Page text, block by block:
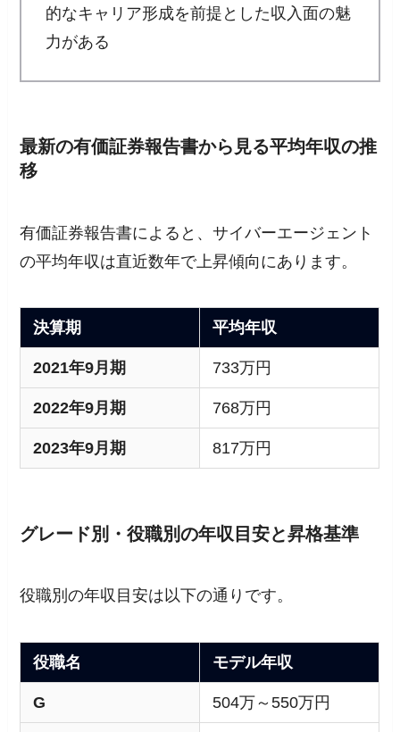
的なキャリア形成を前提とした収入面の魅
力がある
最新の有価証券報告書から見る平均年収の推
移
有価証券報告書によると、サイバーエージェント
の平均年収は直近数年で上昇傾向にあります。
決算期 平均年収
2021年9月期 733万円
2022年9月期 768万円
2023年9月期 817万円
グレード別・役職別の年収目安と昇格基準
役職別の年収目安は以下の通りです。
役職名 モデル年収
G 504万～550万円